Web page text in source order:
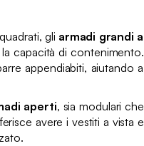
gli armadi grandi a
capacità di contenimento.
appendiabiti, aiutando a
aperti, sia modulari che
avere i vestiti a vista e